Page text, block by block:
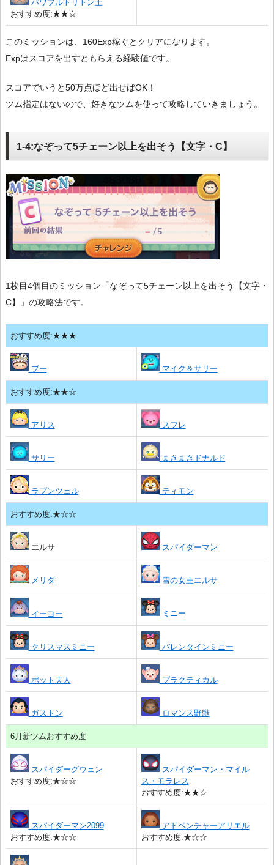
パワフルトリトン王
おすすめ度:★★☆
このミッションは、160Exp稼ぐとクリアになります。
Expはスコアを出すともらえる経験値です。
スコアでいうと50万点ほど出せばOK！
ツム指定はないので、好きなツムを使って攻略していきましょう。
1-4:なぞって5チェーン以上を出そう【文字・C】
1枚目4個目のミッション「なぞって5チェーン以上を出そう【文字・
C】」の攻略法です。
おすすめ度:★★★
ブー マイク＆サリー
おすすめ度:★★☆
アリス スフレ
サリー まきまきドナルド
ラプンツェル ティモン
おすすめ度:★☆☆
エルサ スパイダーマン
メリダ 雪の女王エルサ
イーヨー ミニー
クリスマスミニー バレンタインミニー
ポット夫人 プラクティカル
ガストン ロマンス野獣
6月新ツムおすすめ度
スパイダーグウェン
おすすめ度:★☆☆
スパイダーマン・マイル
ス・モラレス
おすすめ度:★★☆
スパイダーマン2099
おすすめ度:★☆☆
アドベンチャーアリエル
おすすめ度:★☆☆